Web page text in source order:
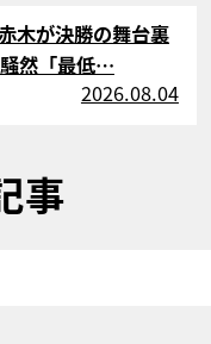
木が決勝の舞台裏
然「最低…
2026.08.04
事